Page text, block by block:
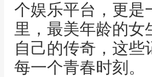
个娱乐平台，更是
里，最美年龄的
自己的传奇，这
每一个青春时刻。